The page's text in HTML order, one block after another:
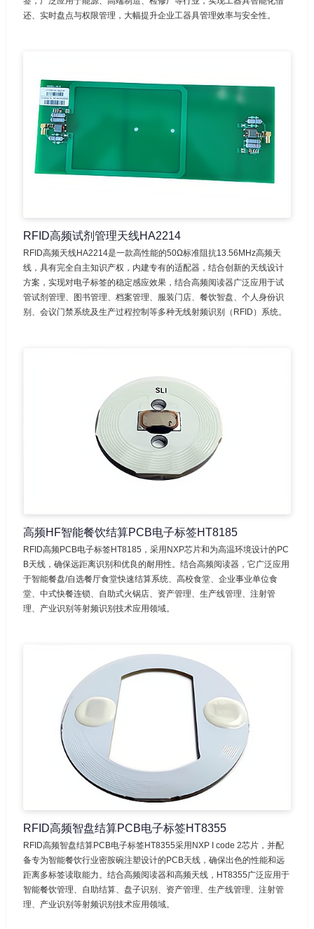
还、实时盘点与权限管理，大幅提升企业工器具管理效率与安全性。
RFID高频试剂管理天线HA2214
RFID高频天线HA2214是一款高性能的50Ω标准阻抗13.56MHz高频天
线，具有完全自主知识产权，内建专有的适配器，结合创新的天线设计
方案，实现对电子标签的稳定感应效果，结合高频阅读器广泛应用于试
管试剂管理、图书管理、档案管理、服装门店、餐饮智盘、个人身份识
别、会议门禁系统及生产过程控制等多种无线射频识别（RFID）系统。
高频HF智能餐饮结算PCB电子标签HT8185
RFID高频PCB电子标签HT8185，采用NXP芯片和为高温环境设计的PC
B天线，确保远距离识别和优良的耐用性。结合高频阅读器，它广泛应用
于智能餐盘/自选餐厅食堂快速结算系统、高校食堂、企业事业单位食
堂、中式快餐连锁、自助式火锅店、资产管理、生产线管理、注射管
理、产业识别等射频识别技术应用领域。
RFID高频智盘结算PCB电子标签HT8355
RFID高频智盘结算PCB电子标签HT8355采用NXP I code 2芯片，并配
备专为智能餐饮行业密胺碗注塑设计的PCB天线，确保出色的性能和远
距离多标签读取能力。结合高频阅读器和高频天线，HT8355广泛应用于
智能餐饮管理、自助结算、盘子识别、资产管理、生产线管理、注射管
理、产业识别等射频识别技术应用领域。